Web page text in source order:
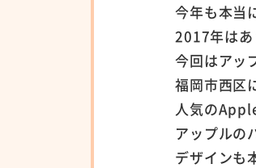
今年も本当
2017年はあ
今回はアッ
福岡市西区
人気の
アップルの
デザインも